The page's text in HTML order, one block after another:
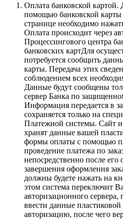
Оплата банковской картой.
помощью банковской карты
странице необходимо
Оплата происходит через
Процессингового центра
банковских картДля
потребуется сообщить
карты. Передача этих
соблюдением всех
Данные будут сообщены
сервер Банка по
Информация передается в
сохраняется только на
Платежной системы. Сайт
хранят данные вашей
формы оплаты с помощью
проведение платежа по
непосредственно после
завершения оформления
должны будете нажать на
этом система переключит
авторизационного
ввести данные
авторизацию, после чего